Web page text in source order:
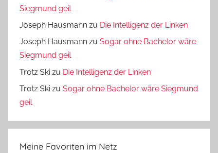
Siegmund geil
Joseph Hausmann zu Die Intelligenz der Linken
Joseph Hausmann zu Sogar ohne Bachelor wäre
Siegmund geil
Trotz Ski zu Die Intelligenz der Linken
Trotz Ski zu Sogar ohne Bachelor wäre Siegmund
geil
Meine Favoriten im Netz